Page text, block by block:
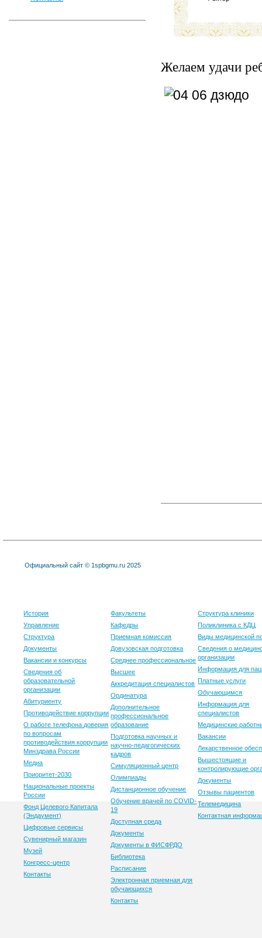
Желаем удачи
Официальный сайт © 1spbgmu.ru 2025
История
Управление
Структура
Документы
Вакансии и конкурсы
Сведения об
образовательной
организации
Абитуриенту
Противодействие коррупции
О работе телефона доверия
по вопросам
противодействия коррупции
Минздрава России
Медиа
Приоритет-2030
Национальные проекты
России
Фонд Целевого Капитала
(Эндаумент)
Цифровые сервисы
Сувенирный магазин
Музей
Конгресс-центр
Контакты
Факультеты
Кафедры
Приемная комиссия
Довузовская подготовка
Среднее профессиональное
Высшее
Аккредитация специалистов
Ординатура
Дополнительное
профессиональное
образование
Подготовка научных и
научно-педагогических
кадров
Симуляционный центр
Олимпиады
Дистанционное обучение
Обучение врачей по COVID-
19
Доступная среда
Документы
Документы в ФИСФРДО
Библиотека
Расписание
Электронная приемная для
обучающихся
Контакты
Структура клиники
Поликлиника с КДЦ
Виды медицинской
Сведения о
организации
Информация для
Платные услуги
Обучающимся
Информация для
специалистов
Медицинские
Вакансии
Лекарственное
Вышестоящие и
контролирующие
Документы
Отзывы пациентов
Телемедицина
Контактная